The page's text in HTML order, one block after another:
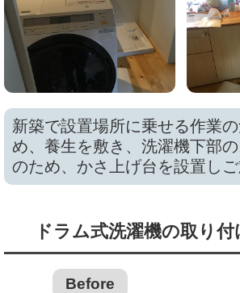
新築で設置場所に乗せる作業
め、養生を敷き、洗濯機下部
のため、かさ上げ台を設置しご
ドラム式洗濯機の取り
Before